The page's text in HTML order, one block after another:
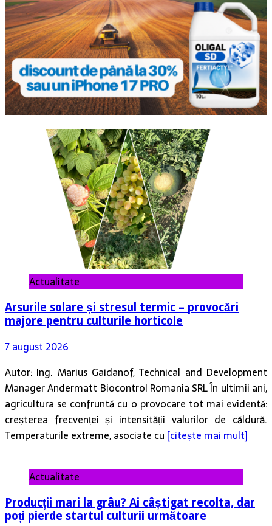
Actualitate
Arsurile solare și stresul termic – provocări
majore pentru culturile horticole
7 august 2026
Autor: Ing. Marius Gaidanof, Technical and Development
Manager Andermatt Biocontrol Romania SRL În ultimii ani,
agricultura se confruntă cu o provocare tot mai evidentă:
creșterea frecvenței și intensității valurilor de căldură.
Temperaturile extreme, asociate cu [citește mai mult]
Actualitate
Producții mari la grâu? Ai câștigat recolta, dar
poți pierde startul culturii următoare